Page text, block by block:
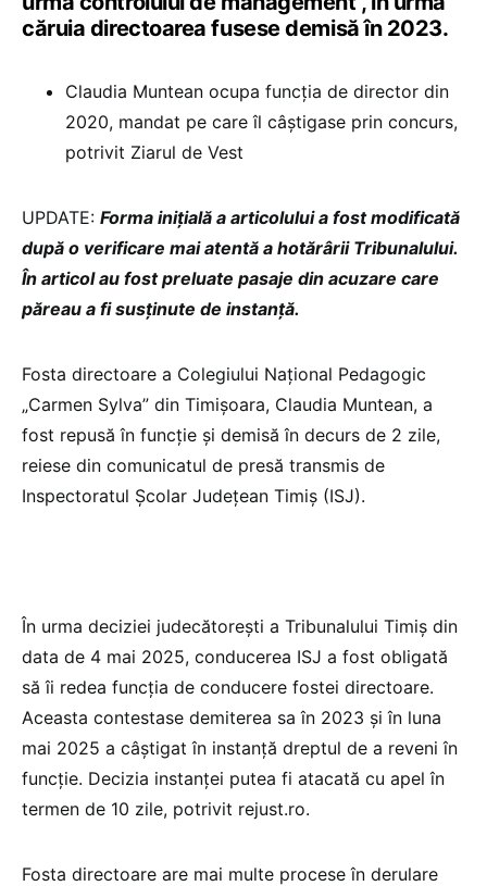
căruia directoarea fusese demisă în 2023.
Claudia Muntean ocupa funcția de director din
2020, mandat pe care îl câștigase prin concurs,
potrivit Ziarul de Vest
UPDATE: Forma inițială a articolului a fost modificată
după o verificare mai atentă a hotărârii Tribunalului.
În articol au fost preluate pasaje din acuzare care
păreau a fi susținute de instanță.
Fosta directoare a Colegiului Național Pedagogic
„Carmen Sylva” din Timișoara, Claudia Muntean, a
fost repusă în funcție și demisă în decurs de 2 zile,
reiese din comunicatul de presă transmis de
Inspectoratul Școlar Județean Timiș (ISJ).
În urma deciziei judecătorești a Tribunalului Timiș din
data de 4 mai 2025, conducerea ISJ a fost obligată
să îi redea funcția de conducere fostei directoare.
Aceasta contestase demiterea sa în 2023 și în luna
mai 2025 a câștigat în instanță dreptul de a reveni în
funcție. Decizia instanței putea fi atacată cu apel în
termen de 10 zile, potrivit rejust.ro.
Fosta directoare are mai multe procese în derulare